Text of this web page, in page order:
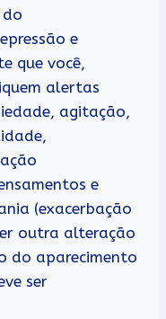
e
que você,
alertas
agitação,
e
(exacerbação
outra alteração
do aparecimento
ser